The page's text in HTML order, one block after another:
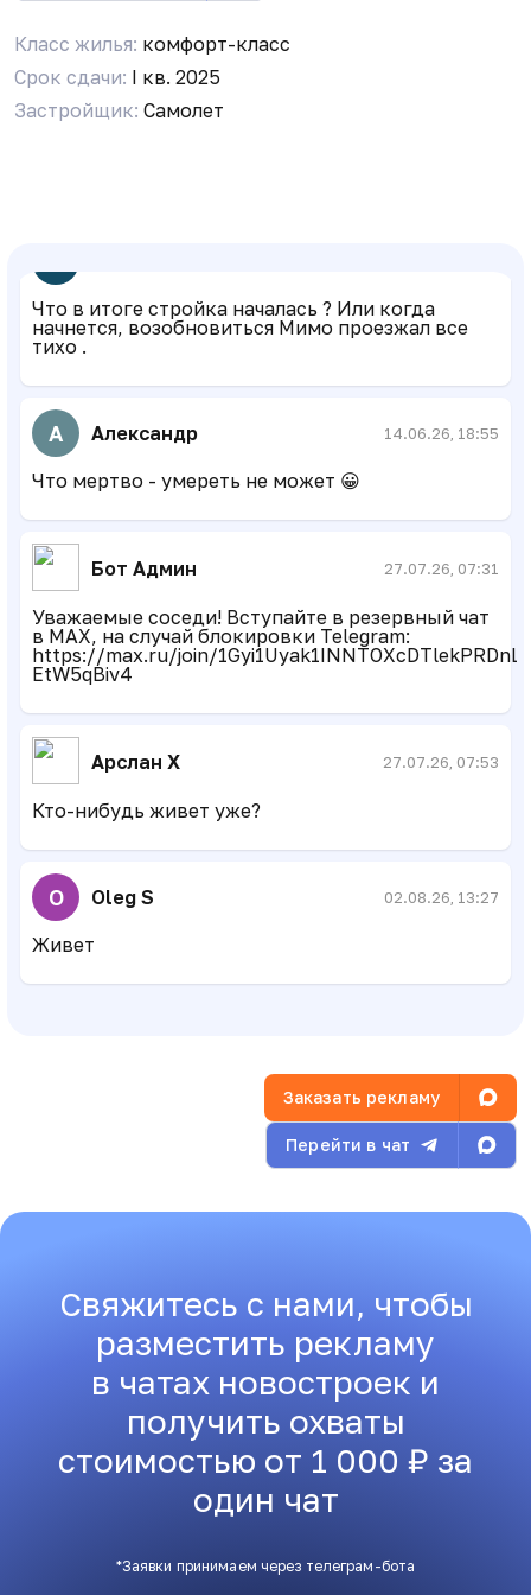
Класс жилья: комфорт-класс
Срок сдачи: I кв. 2025
Застройщик: Самолет
O Oleg S 02.08.26, 13:27
Живет
Арслан Х 27.07.26, 07:53
Кто-нибудь живет уже?
Бот Админ 27.07.26, 07:31
Уважаемые соседи! Вступайте в резервный чат
в MAX, на случай блокировки Telegram:
https://max.ru/join/
EtW5qBiv4
А Александр 14.06.26, 18:55
Что мертво - умереть не может 😀
Что в итоге стройка началась ? Или когда
начнется, возобновиться Мимо проезжал все
тихо .
V Volodya Medvetov
Заказать рекламу
Перейти в чат
Свяжитесь с нами, чтобы
разместить рекламу
в чатах новостроек и
получить охваты
стоимостью от 1 000 ₽ за
один чат
*Заявки принимаем через телеграм-бота